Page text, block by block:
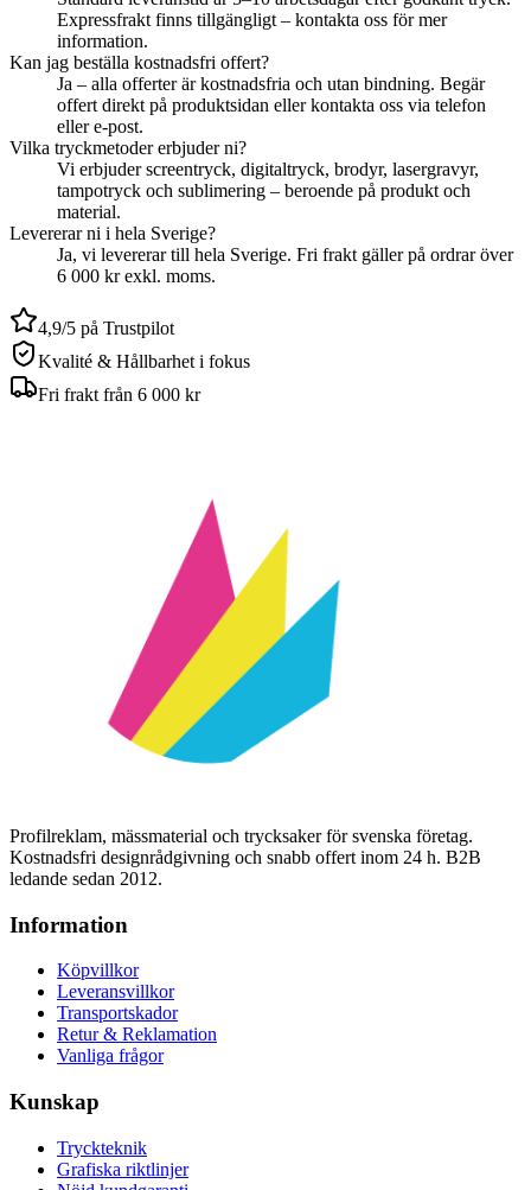
Expressfrakt finns tillgängligt – kontakta oss för mer
information.
Kan jag beställa kostnadsfri offert?
Ja – alla offerter är kostnadsfria och utan bindning. Begär
offert direkt på produktsidan eller kontakta oss via telefon
eller e-post.
Vilka tryckmetoder erbjuder ni?
Vi erbjuder screentryck, digitaltryck, brodyr, lasergravyr,
tampotryck och sublimering – beroende på produkt och
material.
Levererar ni i hela Sverige?
Ja, vi levererar till hela Sverige. Fri frakt gäller på ordrar över
6 000 kr exkl. moms.
4,9/5 på Trustpilot
Kvalité & Hållbarhet i fokus
Fri frakt från 6 000 kr
Profilreklam, mässmaterial och trycksaker för svenska företag.
Kostnadsfri designrådgivning och snabb offert inom 24 h. B2B
ledande sedan 2012.
Information
Köpvillkor
Leveransvillkor
Transportskador
Retur & Reklamation
Vanliga frågor
Kunskap
Tryckteknik
Grafiska riktlinjer